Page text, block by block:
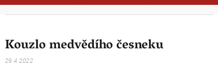
Kouzlo medvědího česneku
29.4.2022